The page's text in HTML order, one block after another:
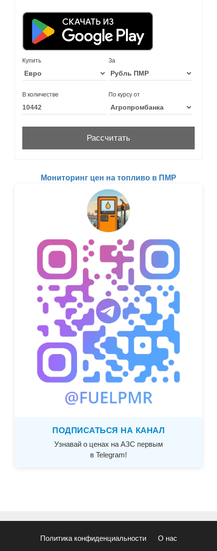
Купить За
В количестве По курсу от
Мониторинг цен на топливо в ПМР
ПОДПИСАТЬСЯ НА КАНАЛ
Узнавай о ценах на АЗС первым
в Telegram!
Политика конфиденциальности О нас